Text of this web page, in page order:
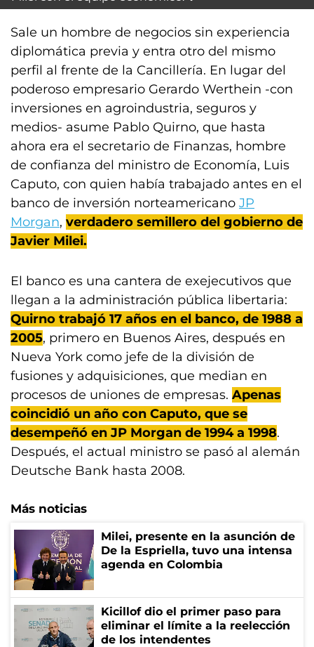
Sale un hombre de negocios sin experiencia
diplomática previa y entra otro del mismo
perfil al frente de la Cancillería. En lugar del
poderoso empresario Gerardo Werthein -con
inversiones en agroindustria, seguros y
medios- asume Pablo Quirno, que hasta
ahora era el secretario de Finanzas, hombre
de confianza del ministro de Economía, Luis
Caputo, con quien había trabajado antes en el
banco de inversión norteamericano JP
Morgan, verdadero semillero del gobierno de
Javier Milei.
El banco es una cantera de exejecutivos que
llegan a la administración pública libertaria:
Quirno trabajó 17 años en el banco, de 1988 a
2005, primero en Buenos Aires, después en
Nueva York como jefe de la división de
fusiones y adquisiciones, que median en
procesos de uniones de empresas. Apenas
coincidió un año con Caputo, que se
desempeñó en JP Morgan de 1994 a 1998.
Después, el actual ministro se pasó al alemán
Deutsche Bank hasta 2008.
Más noticias
Milei, presente en la asunción de
De la Espriella, tuvo una intensa
agenda en Colombia
Kicillof dio el primer paso para
eliminar el límite a la reelección
de los intendentes